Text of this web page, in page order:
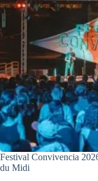
Festival Convivencia
du Midi